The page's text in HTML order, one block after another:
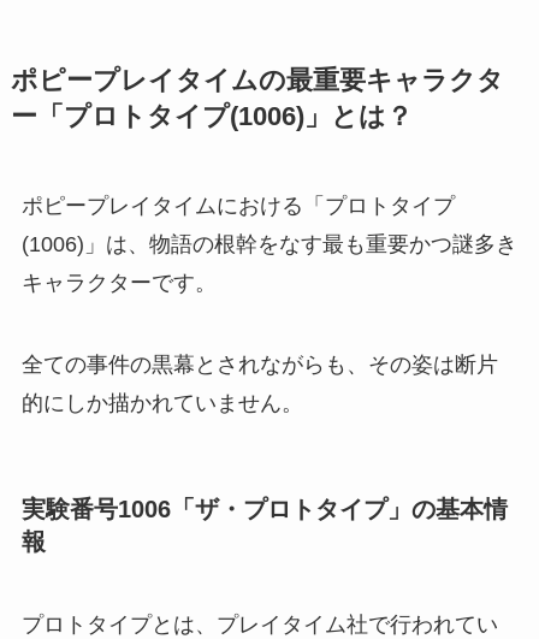
ポピープレイタイムの最重要キャラクタ
ー「プロトタイプ(1006)」とは？
ポピープレイタイムにおける「プロトタイプ
(1006)」は、物語の根幹をなす最も重要かつ謎多き
キャラクターです。
全ての事件の黒幕とされながらも、その姿は断片
的にしか描かれていません。
実験番号1006「ザ・プロトタイプ」の基本情
報
プロトタイプとは、プレイタイム社で行われてい